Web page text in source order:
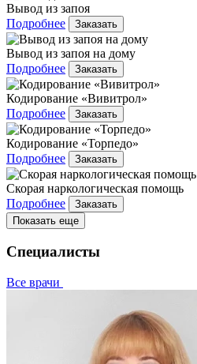
Вывод из запоя
Подробнее
Заказать
Вывод из запоя на дому
Подробнее
Заказать
Кодирование «Вивитрол»
Подробнее
Заказать
Кодирование «Торпедо»
Подробнее
Заказать
Скорая наркологическая помощь
Подробнее
Заказать
Показать еще
Специалисты
Все врачи